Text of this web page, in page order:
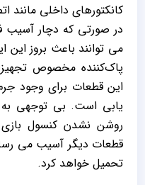
کانکتورهای داخلی مانند
در صورتی که دچار آسیب
می‌ توانند باعث بروز این
پاک‌کننده مخصوص
این قطعات برای وجود
یابی است. بی‌ توجهی به
روشن نشدن کنسول
قطعات دیگر آسیب می‌
تحمیل خواهد کرد.